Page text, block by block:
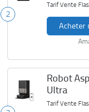
2
Tarif Vente
Acheter
Robot
Ultra
Tarif Vente